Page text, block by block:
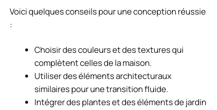
Voici quelques conseils pour une conception réussie
:
Choisir des couleurs et des textures qui
complètent celles de la maison.
Utiliser des éléments architecturaux
similaires pour une transition fluide.
Intégrer des plantes et des éléments de jardin